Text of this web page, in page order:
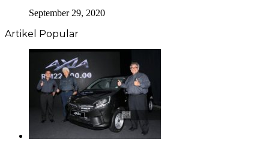
September 29, 2020
Artikel Popular